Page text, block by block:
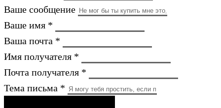
Ваше сообщение
Ваше имя *
Ваша почта *
Имя получателя *
Почта получателя *
Тема письма *